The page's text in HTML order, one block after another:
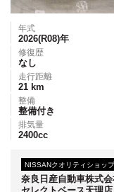
年式
2026(R08)年
修復歴
なし
走行距離
21 km
整備
整備付き
排気量
2400cc
NISSANクオリティショップ
奈良日産自動車株式